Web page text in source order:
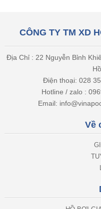
CÔNG TY TM XD
Địa Chỉ : 22 Nguyễn Bỉnh
Điện thoại: 028
Hotline / zalo :
Email:
Về